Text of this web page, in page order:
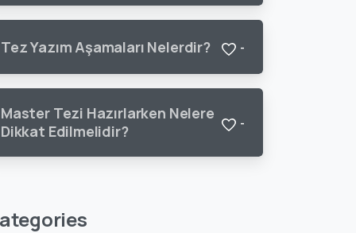
Tez Yazım Aşamaları Nelerdir? -
Master Tezi Hazırlarken Nelere
Dikkat Edilmelidir?
-